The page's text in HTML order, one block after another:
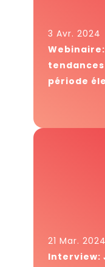
3 Avr. 2024
période
21 Mar. 2024
Interview: